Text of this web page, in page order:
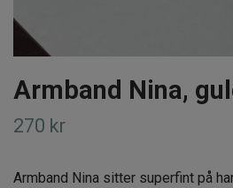
Armband Nina,
270 kr
Armband Nina sitter superfint på